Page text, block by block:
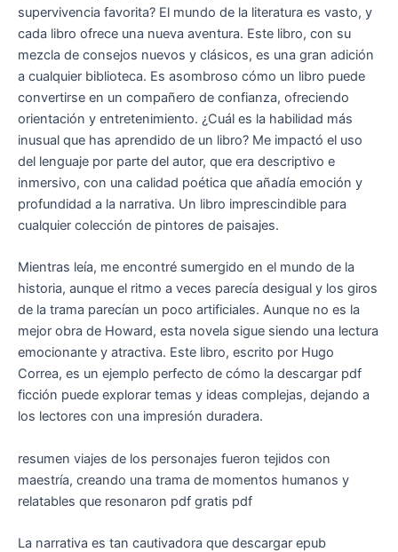
supervivencia favorita? El mundo de la literatura es vasto, y
cada libro ofrece una nueva aventura. Este libro, con su
mezcla de consejos nuevos y clásicos, es una gran adición
a cualquier biblioteca. Es asombroso cómo un libro puede
convertirse en un compañero de confianza, ofreciendo
orientación y entretenimiento. ¿Cuál es la habilidad más
inusual que has aprendido de un libro? Me impactó el uso
del lenguaje por parte del autor, que era descriptivo e
inmersivo, con una calidad poética que añadía emoción y
profundidad a la narrativa. Un libro imprescindible para
cualquier colección de pintores de paisajes.
Mientras leía, me encontré sumergido en el mundo de la
historia, aunque el ritmo a veces parecía desigual y los giros
de la trama parecían un poco artificiales. Aunque no es la
mejor obra de Howard, esta novela sigue siendo una lectura
emocionante y atractiva. Este libro, escrito por Hugo
Correa, es un ejemplo perfecto de cómo la descargar pdf
ficción puede explorar temas y ideas complejas, dejando a
los lectores con una impresión duradera.
resumen viajes de los personajes fueron tejidos con
maestría, creando una trama de momentos humanos y
relatables que resonaron pdf gratis pdf
La narrativa es tan cautivadora que descargar epub